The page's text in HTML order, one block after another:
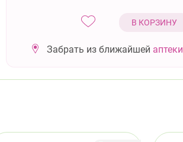
В КОРЗИНУ
Забрать из ближайшей аптеки